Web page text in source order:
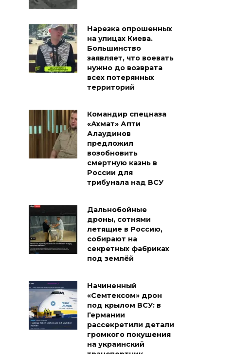
Нарезка опрошенных
на улицах Киева.
Большинство
заявляет, что воевать
нужно до возврата
всех потерянных
территорий
Командир спецназа
«Ахмат» Апти
Алаудинов
предложил
возобновить
смертную казнь в
России для
трибунала над ВСУ
Дальнобойные
дроны, сотнями
летящие в Россию,
собирают на
секретных фабриках
под землёй
Начиненный
«Семтексом» дрон
под крылом ВСУ: в
Германии
рассекретили детали
громкого покушения
на украинский